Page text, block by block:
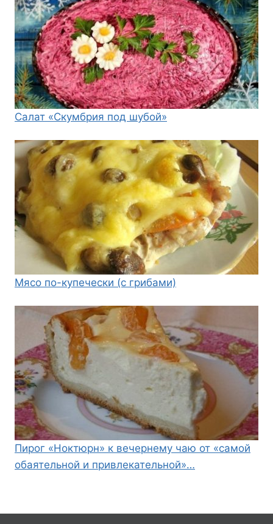
Салат «Скумбрия под шубой»
Мясо по-купечески (с грибами)
Пирог «Ноктюрн» к вечернему чаю от «самой
обаятельной и привлекательной»…